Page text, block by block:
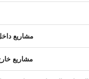
مشاريع
مشاريع